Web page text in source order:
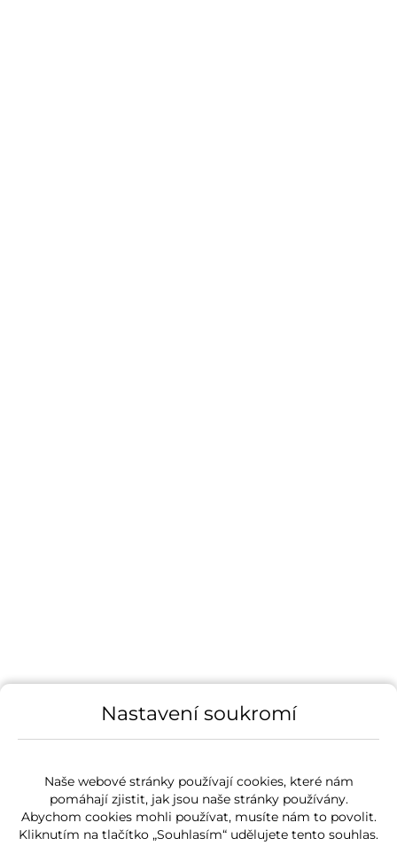
Nastavení soukromí
Naše webové stránky používají cookies, které nám
pomáhají zjistit, jak jsou naše stránky používány.
Abychom cookies mohli používat, musíte nám to povolit.
Kliknutím na tlačítko „Souhlasím“ udělujete tento souhlas.